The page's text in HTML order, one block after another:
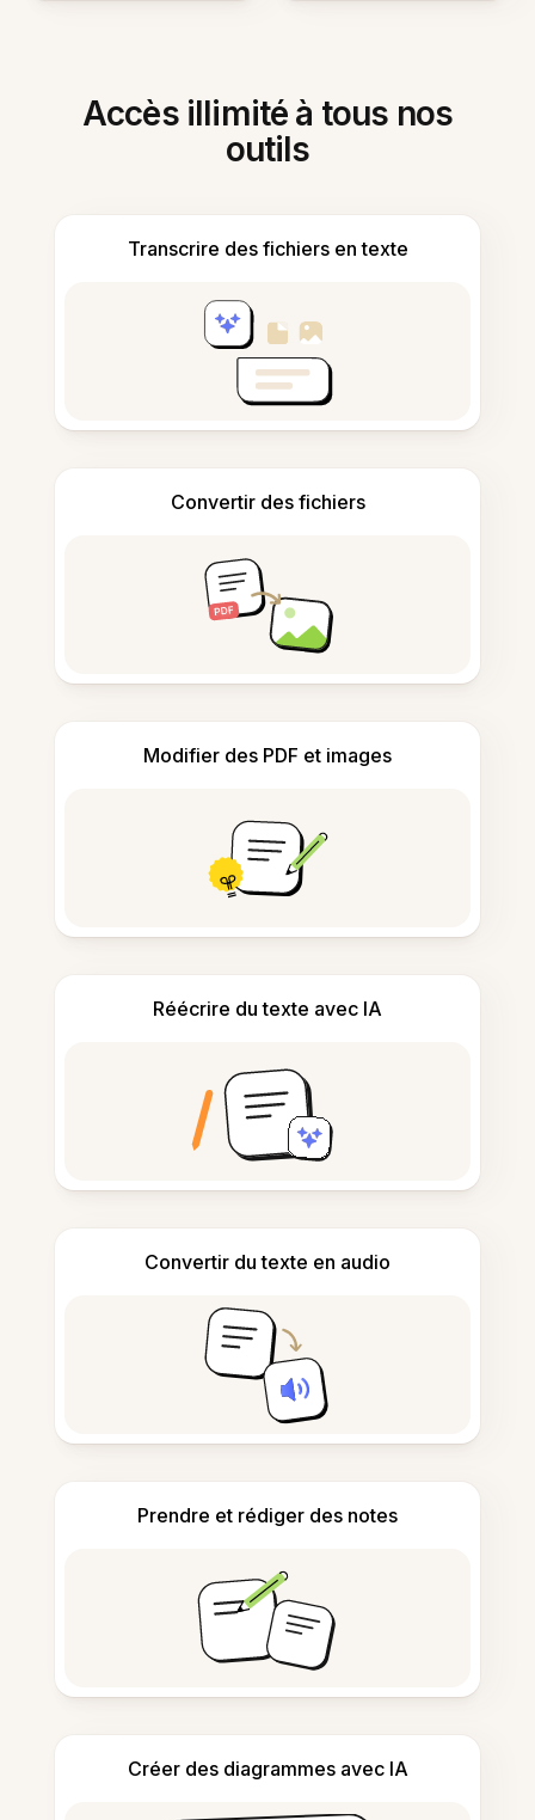
Accès illimité à tous nos
outils
Transcrire des fichiers en texte
Convertir des fichiers
Modifier des PDF et images
Réécrire du texte avec IA
Convertir du texte en audio
Prendre et rédiger des notes
Créer des diagrammes avec IA